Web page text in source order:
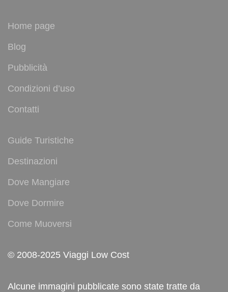
Home page
Blog
Pubblicità
Condizioni d’uso
Contatti
Guide Turistiche
Destinazioni
Dove Mangiare
Dove Dormire
Come Muoversi
© 2008-2025 Viaggi Low Cost
Alcune immagini pubblicate sono state tratte da